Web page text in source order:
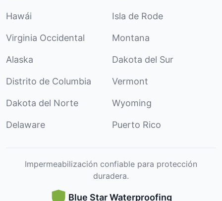
Hawái Isla de Rode
Virginia Occidental Montana
Alaska Dakota del Sur
Distrito de Columbia Vermont
Dakota del Norte Wyoming
Delaware Puerto Rico
Impermeabilización confiable para protección
duradera.
Blue Star Waterproofing